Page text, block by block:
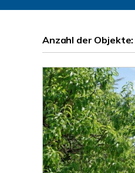
Anzahl der Objekte: